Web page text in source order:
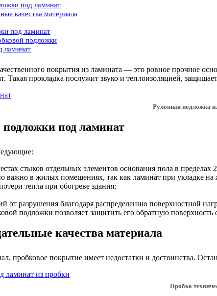
под ламинат
качества материала
под ламинат
подложки
ламинат
покрытия из ламината — это ровное прочное
Такая прокладка послужит звуко и теплоизоляцией,
Рулонная подложка
под ламинат
стыков отдельных элементов основания пола в пределах
важно в жилых помещениях, так как ламинат при укладке на
тепла при обогреве здания;
от разрушения благодаря распределению поверхностной
подложки позволяет защитить его обратную
качества материала
пробковое покрытие имеет недостатки и достоинства.
Пробка